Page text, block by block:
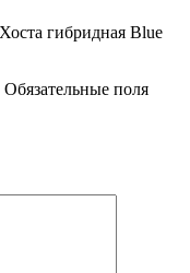
гибридная Blue
Обязательные поля